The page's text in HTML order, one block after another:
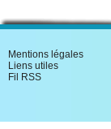
Mentions légales
Liens utiles
Fil RSS